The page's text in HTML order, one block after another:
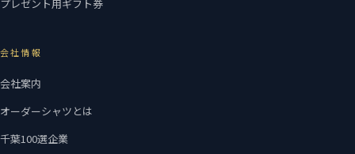
プレゼント用ギフト券
会社情報
会社案内
オーダーシャツとは
千葉100選企業